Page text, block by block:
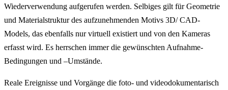
Wiederverwendung aufgerufen werden. Selbiges gilt für Geometrie
und Materialstruktur des aufzunehmenden Motivs 3D/ CAD-
Models, das ebenfalls nur virtuell existiert und von den Kameras
erfasst wird. Es herrschen immer die gewünschten Aufnahme-
Bedingungen und –Umstände.
Reale Ereignisse und Vorgänge die foto- und videodokumentarisch